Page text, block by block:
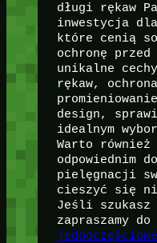
długi rękaw
inwestycja dla
które cenią
ochronę przed
unikalne
rękaw,
design,
idealnym
Warto również
odpowiednim
pielęgnacji
cieszyć się
Jeśli szukasz
zapraszamy do